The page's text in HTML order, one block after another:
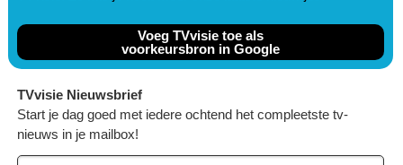
Voeg TVvisie toe als
voorkeursbron in Google
TVvisie Nieuwsbrief
Start je dag goed met iedere ochtend het compleetste tv-
nieuws in je mailbox!